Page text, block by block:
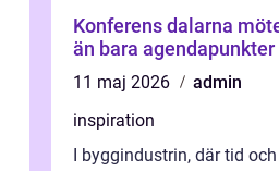
Konferens dalarna möten som ger mer
än bara agendapunkter
11 maj 2026
admin
inspiration
I byggindustrin, där tid